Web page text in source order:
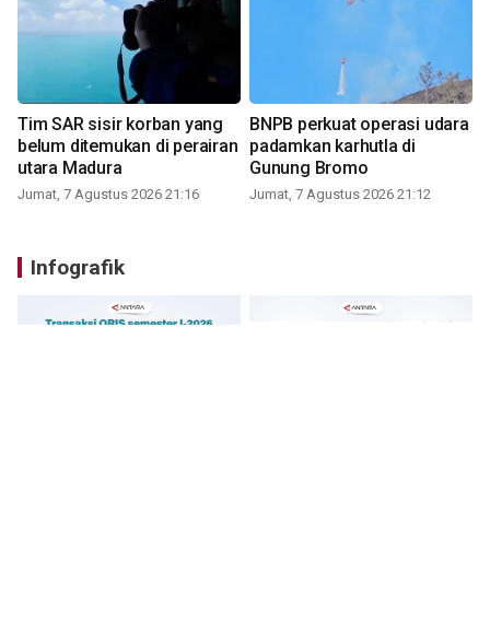
Tim SAR sisir korban yang
belum ditemukan di perairan
utara Madura
Jumat, 7 Agustus 2026 21:16
BNPB perkuat operasi udara
padamkan karhutla di
Gunung Bromo
Jumat, 7 Agustus 2026 21:12
Infografik